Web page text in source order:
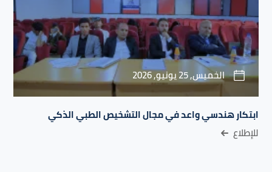
الخميس, 25 يونيو, 2026
ابتكار هندسي واعد في مجال التشخيص الطبي الذكي
للإطلاع